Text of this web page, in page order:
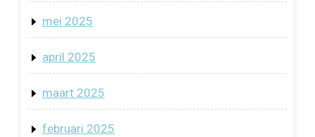
mei 2025
april 2025
maart 2025
februari 2025